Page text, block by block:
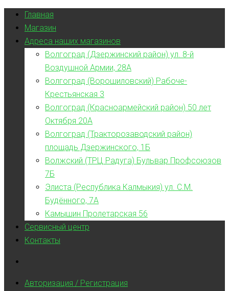
Главная
Магазин
Адреса наших магазинов
Волгоград (Дзержинский район) ул. 8-й
Воздушной Армии, 28А
Волгоград (Ворошиловский) Рабоче-
Крестьянская 3
Волгоград (Красноармейский район) 50 лет
Октября 20А
Волгоград (Тракторозаводский район)
площадь Дзержинского, 1Б
Волжский (ТРЦ Радуга) Бульвар Профсоюзов
7Б
Элиста (Республика Калмыкия) ул. С.М.
Будённого, 7А
Камышин Пролетарская 56
Сервисный центр
Контакты
Авторизация / Регистрация